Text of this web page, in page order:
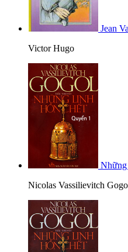
Jean
Victor Hugo
Những
Nicolas Vassilievitch